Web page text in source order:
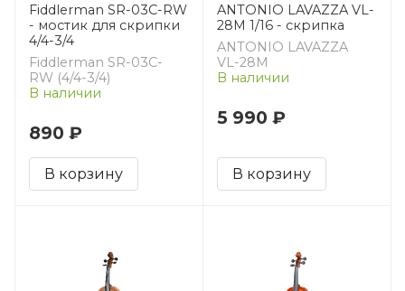
Fiddlerman SR-03C-RW
- мостик для скрипки
4/4-3/4
Fiddlerman SR-03C-
RW (4/4-3/4)
В наличии
890 ₽
В корзину
ANTONIO LAVAZZA VL-
28M 1/16 - скрипка
ANTONIO LAVAZZA
VL-28M
В наличии
5 990 ₽
В корзину